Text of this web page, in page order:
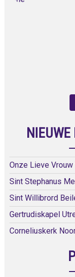
NIEUWE
Onze Lieve
Sint Stephanus
Sint Willibrord
Gertrudiskapel
Corneliuskerk